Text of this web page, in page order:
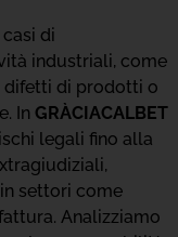
di
industriali, come
difetti di prodotti o
In GRÀCIACALBET
legali fino alla
settori come
Analizziamo